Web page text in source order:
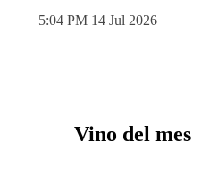
5:04 PM 14 Jul 2026
Vino del mes